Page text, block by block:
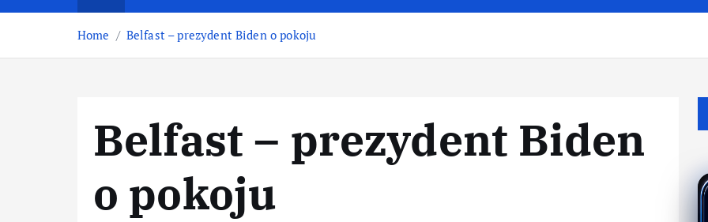
Home Belfast – prezydent Biden o pokoju
Belfast – prezydent Biden
o pokoju